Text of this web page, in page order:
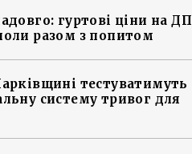
гуртові ціни на ДП
разом з попитом
тестуватимуть
систему тривог для